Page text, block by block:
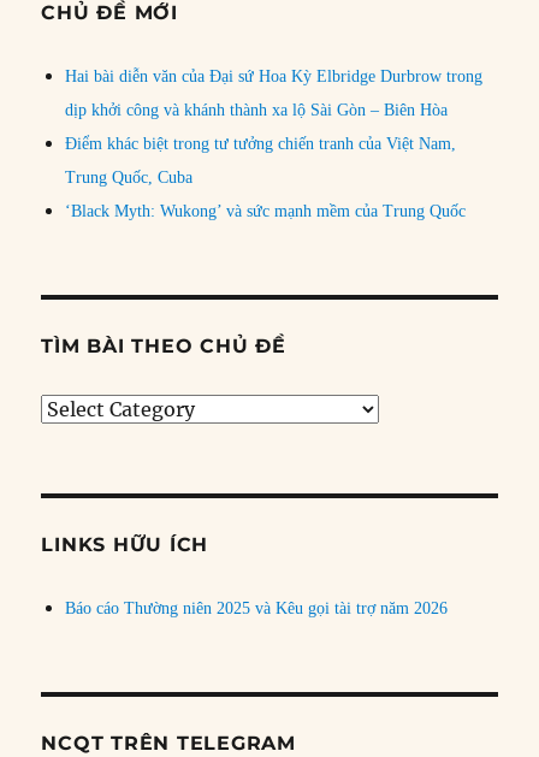
CHỦ ĐỀ MỚI
Hai bài diễn văn của Đại sứ Hoa Kỳ Elbridge Durbrow trong
dịp khởi công và khánh thành xa lộ Sài Gòn – Biên Hòa
Điểm khác biệt trong tư tưởng chiến tranh của Việt Nam,
Trung Quốc, Cuba
‘Black Myth: Wukong’ và sức mạnh mềm của Trung Quốc
TÌM BÀI THEO CHỦ ĐỀ
Tìm
đề
LINKS HỮU ÍCH
Báo cáo Thường niên 2025 và Kêu gọi tài trợ năm 2026
NCQT TRÊN TELEGRAM